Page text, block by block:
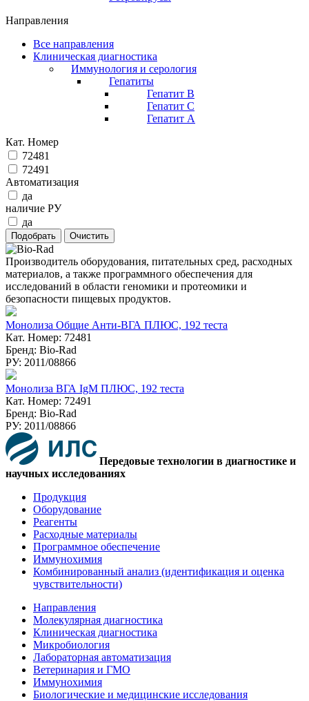
Направления
Все направления
Клиническая диагностика
Иммунология и серология
Гепатиты
Гепатит B
Гепатит C
Гепатит А
Кат. Номер
72481
72491
Автоматизация
да
наличие РУ
да
Производитель оборудования, питательных сред, расходных
материалов, а также программного обеспечения для
исследований в области геномики и протеомики и
безопасности пищевых продуктов.
Монолиза Общие Анти-ВГА ПЛЮС, 192 теста
Кат. Номер: 72481
Бренд: Bio-Rad
РУ: 2011/08866
Монолиза ВГА IgM ПЛЮС, 192 теста
Кат. Номер: 72491
Бренд: Bio-Rad
РУ: 2011/08866
Передовые технологии в диагностике и
научных исследованиях
Продукция
Оборудование
Реагенты
Расходные материалы
Программное обеспечение
Иммунохимия
Комбинированный анализ (идентификация и оценка
чувствительности)
Направления
Молекулярная диагностика
Клиническая диагностика
Микробиология
Лабораторная автоматизация
Ветеринария и ГМО
Иммунохимия
Биологические и медицинские исследования